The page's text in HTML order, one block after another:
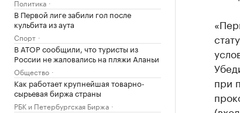
Политика
В Первой лиге забили гол после
кульбита из аута
Спорт
В АТОР сообщили, что туристы из
России не жаловались на пляжи Аланьи
Общество
Как работает крупнейшая товарно-
сырьевая биржа страны
РБК и Петербургская Биржа
при